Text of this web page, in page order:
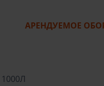
АРЕНДУЕМОЕ